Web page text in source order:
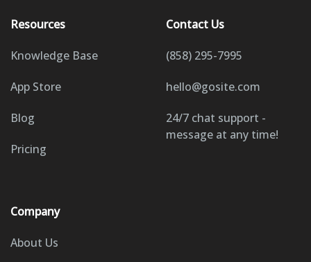
Resources
Knowledge Base
App Store
Blog
Pricing
Company
About Us
Contact Us
(858) 295-7995
hello@gosite.com
24/7 chat support -
message at any time!